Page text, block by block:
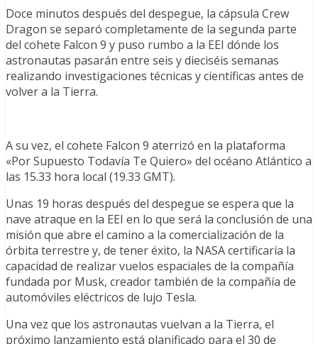
Doce minutos después del despegue, la cápsula Crew
Dragon se separó completamente de la segunda parte
del cohete Falcon 9 y puso rumbo a la EEI dónde los
astronautas pasarán entre seis y dieciséis semanas
realizando investigaciones técnicas y científicas antes de
volver a la Tierra.
A su vez, el cohete Falcon 9 aterrizó en la plataforma
«Por Supuesto Todavía Te Quiero» del océano Atlántico a
las 15.33 hora local (19.33 GMT).
Unas 19 horas después del despegue se espera que la
nave atraque en la EEI en lo que será la conclusión de una
misión que abre el camino a la comercialización de la
órbita terrestre y, de tener éxito, la NASA certificaría la
capacidad de realizar vuelos espaciales de la compañía
fundada por Musk, creador también de la compañía de
automóviles eléctricos de lujo Tesla.
Una vez que los astronautas vuelvan a la Tierra, el
próximo lanzamiento está planificado para el 30 de